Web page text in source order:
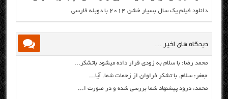
دانلود فیلم یک سال بسیار خشن ۲۰۱۴ با دوبله فارسی
دیدگاه های اخیر …
محمد رضا: با سلام به زودی قرار داده میشود باتشکر...
جعفر: سلام. با تشکر فراوان از زحمات شما. آیا...
محمد: درود پیشنهاد شما بررسی شده و در صورت ا...